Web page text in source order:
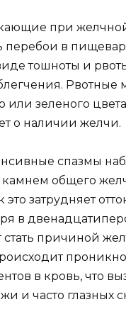
при
перебои в
тошноты и
Рвотные
или зеленого
о наличии желчи.
спазмы
камнем общего
это затрудняет
в
причиной
в кровь, что
и часто глазных